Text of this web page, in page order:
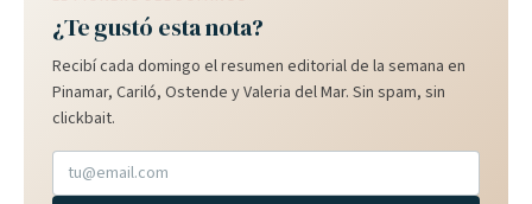
¿Te gustó esta nota?
Recibí cada domingo el resumen editorial de la semana en
Pinamar, Cariló, Ostende y Valeria del Mar. Sin spam, sin
clickbait.